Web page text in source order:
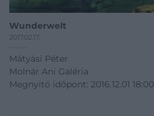
Wunderwelt
2017.02.17.
Mátyási Péter
Molnár Ani Galéria
Megnyitó időpont: 2016.12.01 18:00